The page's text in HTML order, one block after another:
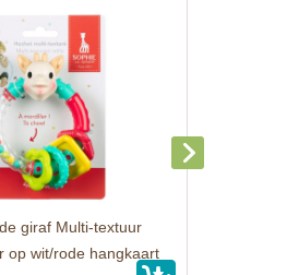
giraf Multi-textuur
op wit/rode hangkaart